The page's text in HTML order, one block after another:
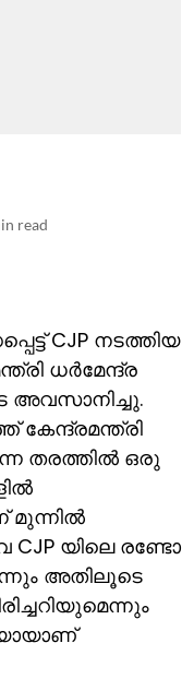
read
CJP നടത്തിയ
ധര്‍മേന്ദ്ര
അവസാനിച്ചു.
തരത്തില്‍ ഒരു
മുന്നില്‍
CJP യിലെ രണ്ടോ
അതിലൂടെ